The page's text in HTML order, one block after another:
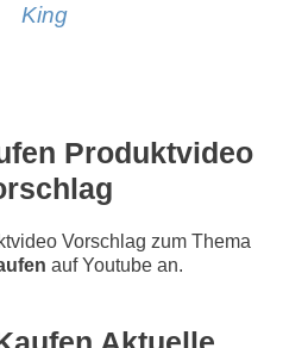
King
Produktvideo
Vorschlag zum Thema
auf Youtube an.